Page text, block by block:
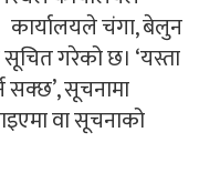
कार्यालयले चंगा, बेलुन
गरेको छ। ‘यस्ता
सक्छ’, सूचनामा
वा सूचनाको